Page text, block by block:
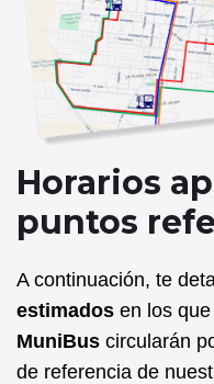
Horarios
puntos
A continuación, te
estimados en los
MuniBus circularán
de referencia de